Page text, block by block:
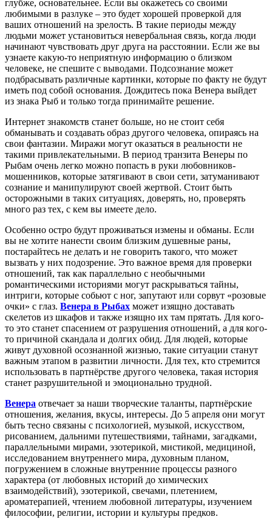
глубже, основательнее. Если вы окажетесь со своими
любимыми в разлуке – это будет хорошей проверкой для
ваших отношений на зрелость. В такие периоды между
людьми может установиться невербальная связь, когда люди
начинают чувствовать друг друга на расстоянии. Если же вы
узнаете какую-то неприятную информацию о близком
человеке, не спешите с выводами. Подсознание может
подбрасывать различные картинки, которые по факту не будут
иметь под собой основания. Дождитесь пока Венера выйдет
из знака Рыб и только тогда принимайте решение.
Интернет знакомств станет больше, но не стоит себя
обманывать и создавать образ другого человека, опираясь на
свои фантазии. Миражи могут оказаться в реальности не
такими привлекательными. В период транзита Венеры по
Рыбам очень легко можно попасть в руки любовников-
мошенников, которые затягивают в свои сети, затуманивают
сознание и манипулируют своей жертвой. Стоит быть
осторожными в таких ситуациях, доверять, но, проверять
много раз тех, с кем вы имеете дело.
Особенно остро будут проживаться измены и обманы. Если
вы не хотите нанести своим близким душевные раны,
постарайтесь не делать и не говорить такого, что может
вызвать у них подозрение. Это важное время для проверки
отношений, так как параллельно с необычными
романтическими историями могут раскрываться тайны,
интриги, которые собьют с ног, запутают или сорвут «розовые
очки» с глаз. Венера в Рыбах может изящно доставать
скелетов из шкафов и также изящно их там прятать. Для кого-
то это станет спасением от разрушения отношений, а для кого-
то причиной скандала и долгих обид. Для людей, которые
живут духовной осознанной жизнью, такие ситуации станут
важным этапом в развитии личности. Для тех, кто стремится
использовать в партнёрстве другого человека, такая история
станет разрушительной и эмоционально трудной.
Венера отвечает за наши творческие таланты, партнёрские
отношения, желания, вкусы, интересы. До 5 апреля они могут
быть тесно связаны с психологией, музыкой, искусством,
рисованием, дальними путешествиями, тайнами, загадками,
параллельными мирами, эзотерикой, мистикой, медициной,
исследованием внутреннего мира, духовным планом,
погружением в сложные внутренние процессы разного
характера (от любовных историй до химических
взаимодействий), эзотерикой, свечами, плетением,
ароматерапией, чтением любовной литературы, изучением
философии, религии, истории и культуры предков.